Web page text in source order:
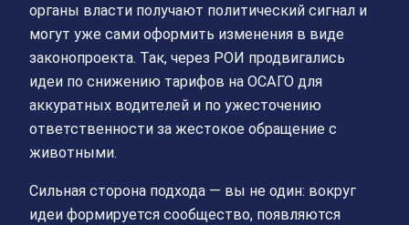
органы власти получают политический сигнал и
могут уже сами оформить изменения в виде
законопроекта. Так, через РОИ продвигались
идеи по снижению тарифов на ОСАГО для
аккуратных водителей и по ужесточению
ответственности за жестокое обращение с
животными.
Сильная сторона подхода — вы не один: вокруг
идеи формируется сообщество, появляются